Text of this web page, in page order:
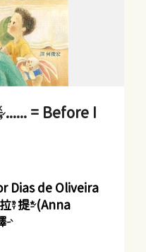
= Before I
de Oliveira
提(Anna